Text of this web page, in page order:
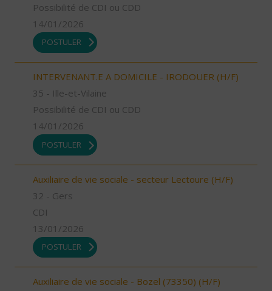
Possibilité de CDI ou CDD
14/01/2026
POSTULER
INTERVENANT.E A DOMICILE - IRODOUER (H/F)
35 - Ille-et-Vilaine
Possibilité de CDI ou CDD
14/01/2026
POSTULER
Auxiliaire de vie sociale - secteur Lectoure (H/F)
32 - Gers
CDI
13/01/2026
POSTULER
Auxiliaire de vie sociale - Bozel (73350) (H/F)